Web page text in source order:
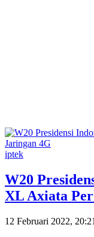
iptek
W20
XL Axiata
12 Februari 2022,